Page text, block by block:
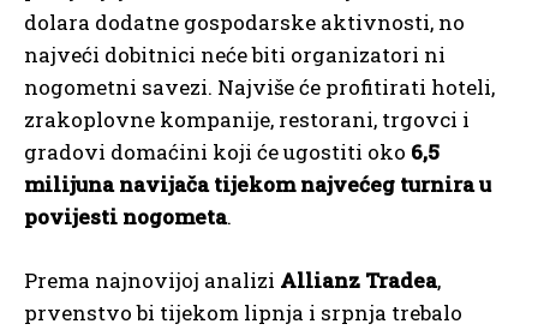
dolara dodatne gospodarske aktivnosti, no
najveći dobitnici neće biti organizatori ni
nogometni savezi. Najviše će profitirati hoteli,
zrakoplovne kompanije, restorani, trgovci i
gradovi domaćini koji će ugostiti oko 6,5
milijuna navijača tijekom najvećeg turnira u
povijesti nogometa.
Prema najnovijoj analizi Allianz Tradea,
prvenstvo bi tijekom lipnja i srpnja trebalo